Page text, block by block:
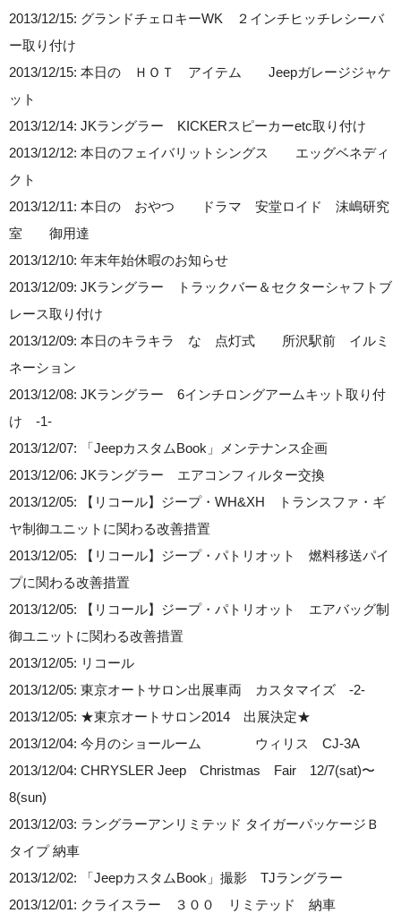
2013/12/15: グランドチェロキーWK ２インチヒッチレシーバ
ー取り付け
2013/12/15: 本日の ＨＯＴ アイテム Jeepガレージジャケ
ット
2013/12/14: JKラングラー KICKERスピーカーetc取り付け
2013/12/12: 本日のフェイバリットシングス エッグベネディ
クト
2013/12/11: 本日の おやつ ドラマ 安堂ロイド 沫嶋研究
室 御用達
2013/12/10: 年末年始休暇のお知らせ
2013/12/09: JKラングラー トラックバー＆セクターシャフトブ
レース取り付け
2013/12/09: 本日のキラキラ な 点灯式 所沢駅前 イルミ
ネーション
2013/12/08: JKラングラー 6インチロングアームキット取り付
け -1-
2013/12/07: 「JeepカスタムBook」メンテナンス企画
2013/12/06: JKラングラー エアコンフィルター交換
2013/12/05: 【リコール】ジープ・WH&XH トランスファ・ギ
ヤ制御ユニットに関わる改善措置
2013/12/05: 【リコール】ジープ・パトリオット 燃料移送パイ
プに関わる改善措置
2013/12/05: 【リコール】ジープ・パトリオット エアバッグ制
御ユニットに関わる改善措置
2013/12/05: リコール
2013/12/05: 東京オートサロン出展車両 カスタマイズ -2-
2013/12/05: ★東京オートサロン2014 出展決定★
2013/12/04: 今月のショールーム ウィリス CJ-3A
2013/12/04: CHRYSLER Jeep Christmas Fair 12/7(sat)〜
8(sun)
2013/12/03: ラングラーアンリミテッド タイガーパッケージＢ
タイプ 納車
2013/12/02: 「JeepカスタムBook」撮影 TJラングラー
2013/12/01: クライスラー ３００ リミテッド 納車